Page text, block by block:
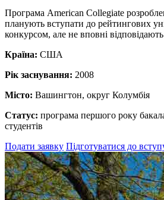
Програма American Collegiate
планують вступати до рейтингових
конкурсом, але не вповні
Країна: США
Рік заснування: 2008
Місто: Вашингтон, округ Колумбія
Статус: програма першого року
студентів
Подати заявку Підготуватися до